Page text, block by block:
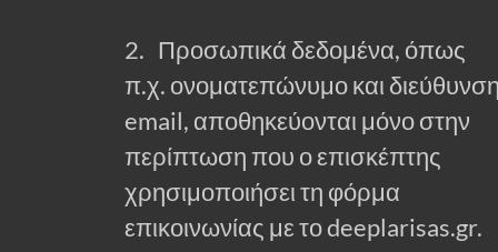
2. Προσωπικά δεδομένα, όπως
π.χ. ονοματεπώνυμο και διεύθυνση
email, αποθηκεύονται μόνο στην
περίπτωση που ο επισκέπτης
χρησιμοποιήσει τη φόρμα
επικοινωνίας με το deeplarisas.gr.